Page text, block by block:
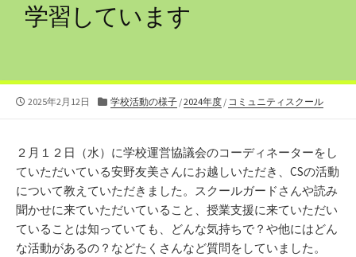
学習しています
公
2025年2月12日
カ
リ
ー
学校活動の様子/2024年度/ コミュニティスクール
２月１２日（水）に学校運営協議会のコーディネーターをし
ていただいている安野友美さんにお越しいただき、CSの活動
について教えていただきました。スクールガードさんや読み
聞かせに来ていただいていること、授業支援に来ていただい
ていることは知っていても、どんな気持ちで？や他にはどん
な活動があるの？などたくさんなど質問をしていました。